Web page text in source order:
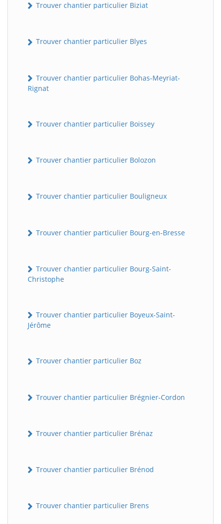
Trouver chantier particulier Biziat
Trouver chantier particulier Blyes
Trouver chantier particulier Bohas-Meyriat-
Rignat
Trouver chantier particulier Boissey
Trouver chantier particulier Bolozon
Trouver chantier particulier Bouligneux
Trouver chantier particulier Bourg-en-Bresse
Trouver chantier particulier Bourg-Saint-
Christophe
Trouver chantier particulier Boyeux-Saint-
Jérôme
Trouver chantier particulier Boz
Trouver chantier particulier Brégnier-Cordon
Trouver chantier particulier Brénaz
Trouver chantier particulier Brénod
Trouver chantier particulier Brens